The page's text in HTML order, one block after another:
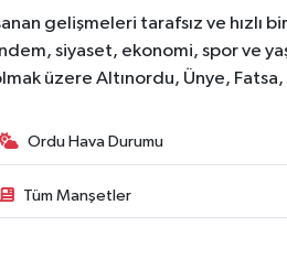
gelişmeleri tarafsız ve hızlı
siyaset, ekonomi, spor ve
üzere Altınordu, Ünye,
Ordu Hava Durumu
Tüm Manşetler